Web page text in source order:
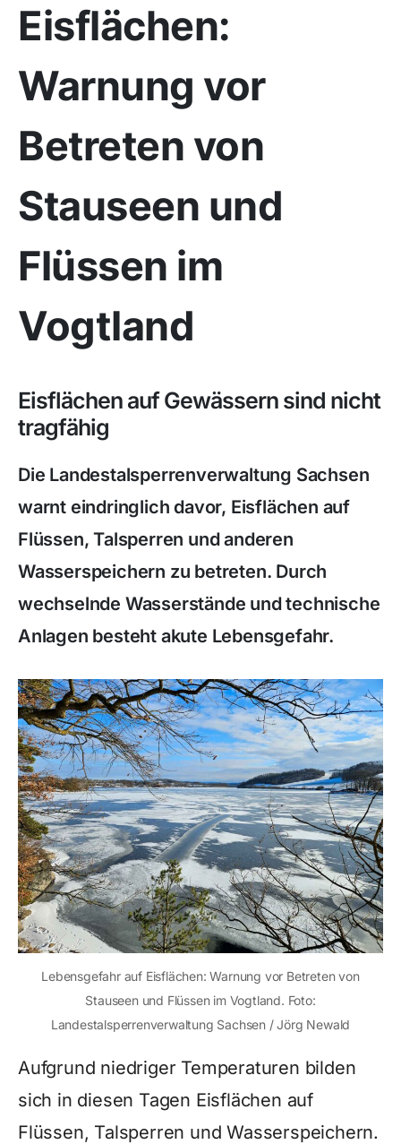
Eisflächen:
Warnung vor
Betreten von
Stauseen und
Flüssen im
Vogtland
Eisflächen auf Gewässern sind nicht
tragfähig
Die Landestalsperrenverwaltung Sachsen
warnt eindringlich davor, Eisflächen auf
Flüssen, Talsperren und anderen
Wasserspeichern zu betreten. Durch
wechselnde Wasserstände und technische
Anlagen besteht akute Lebensgefahr.
Lebensgefahr auf Eisflächen: Warnung vor Betreten von
Stauseen und Flüssen im Vogtland. Foto:
Landestalsperrenverwaltung Sachsen / Jörg Newald
Aufgrund niedriger Temperaturen bilden
sich in diesen Tagen Eisflächen auf
Flüssen, Talsperren und Wasserspeichern.